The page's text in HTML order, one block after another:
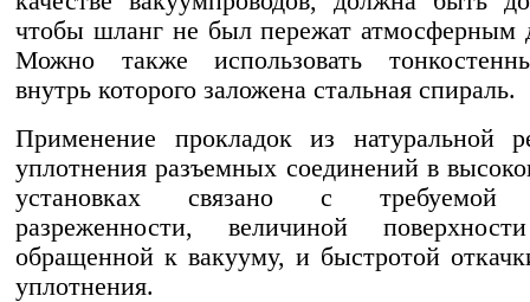
чтобы шланг не был пережат атмосферным
Можно также использовать
внутрь которого заложена стальная спираль.
Применение про­кладок из натуральной
уплотнения разъем­ных соединений в
установках связано с требуемой
разреженности, величиной
обращенной к вакууму, и быстротой
уплотнения.